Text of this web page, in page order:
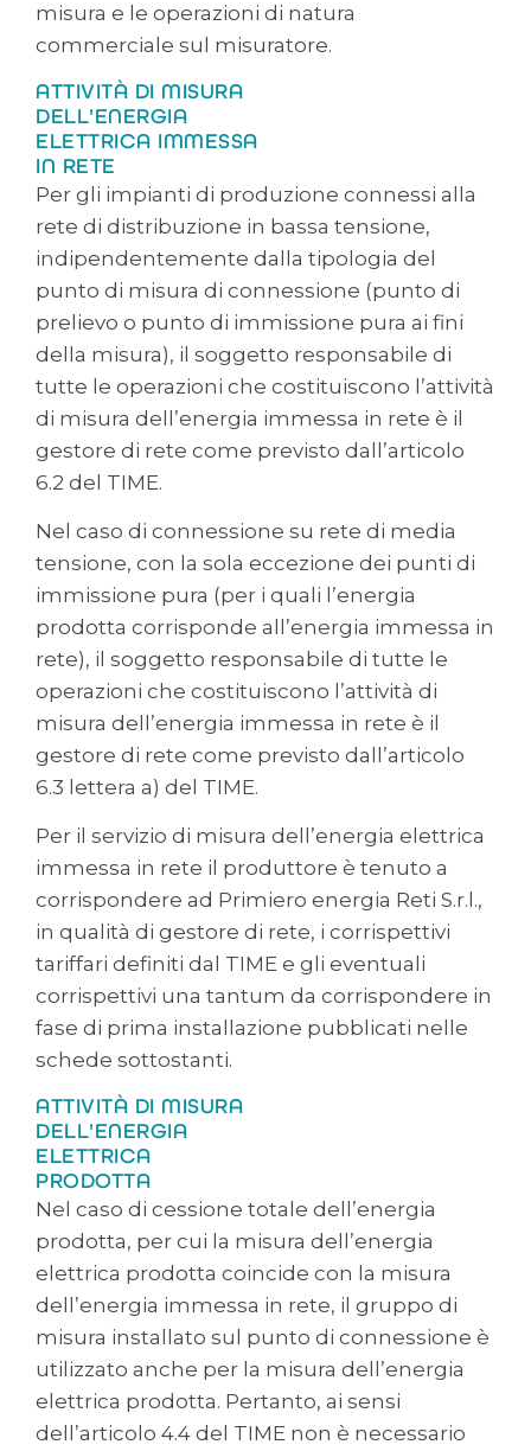
misura e le operazioni di natura
commerciale sul misuratore.
ATTIVITÀ DI MISURA
DELL'ENERGIA
ELETTRICA IMMESSA
IN RETE
Per gli impianti di produzione connessi alla
rete di distribuzione in bassa tensione,
indipendentemente dalla tipologia del
punto di misura di connessione (punto di
prelievo o punto di immissione pura ai fini
della misura), il soggetto responsabile di
tutte le operazioni che costituiscono l’attività
di misura dell’energia immessa in rete è il
gestore di rete come previsto dall’articolo
6.2 del TIME.
Nel caso di connessione su rete di media
tensione, con la sola eccezione dei punti di
immissione pura (per i quali l’energia
prodotta corrisponde all’energia immessa in
rete), il soggetto responsabile di tutte le
operazioni che costituiscono l’attività di
misura dell’energia immessa in rete è il
gestore di rete come previsto dall’articolo
6.3 lettera a) del TIME.
Per il servizio di misura dell’energia elettrica
immessa in rete il produttore è tenuto a
corrispondere ad Primiero energia Reti S.r.l.,
in qualità di gestore di rete, i corrispettivi
tariffari definiti dal TIME e gli eventuali
corrispettivi una tantum da corrispondere in
fase di prima installazione pubblicati nelle
schede sottostanti.
ATTIVITÀ DI MISURA
DELL'ENERGIA
ELETTRICA
PRODOTTA
Nel caso di cessione totale dell’energia
prodotta, per cui la misura dell’energia
elettrica prodotta coincide con la misura
dell’energia immessa in rete, il gruppo di
misura installato sul punto di connessione è
utilizzato anche per la misura dell’energia
elettrica prodotta. Pertanto, ai sensi
dell’articolo 4.4 del TIME non è necessario